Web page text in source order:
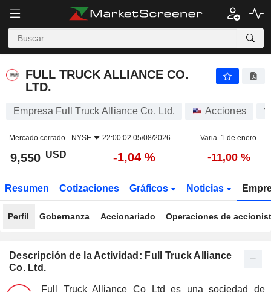
FULL TRUCK ALLIANCE CO.
LTD.
Empresa Full Truck Alliance Co. Ltd. Acciones
Mercado cerrado - NYSE 22:00:02 05/08/2026 Varia. 1 de enero.
9,550 USD -1,04 % -11,00 %
Resumen Cotizaciones Gráficos Noticias
Perfil Gobernanza Accionariado Operaciones de
Descripción de la Actividad: Full Truck Alliance
Co. Ltd.
Full Truck Alliance Co Ltd es una sociedad de